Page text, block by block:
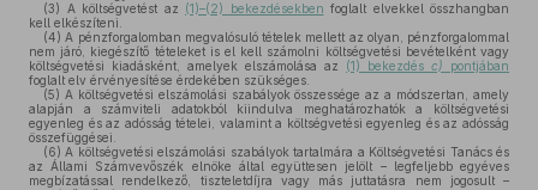
(3) A költségvetést az (1)–(2) bekezdésekben foglalt elvekkel összhangban
kell elkészíteni.
(4) A pénzforgalomban megvalósuló tételek mellett az olyan, pénzforgalommal
nem járó, kiegészítő tételeket is el kell számolni költségvetési bevételként vagy
költségvetési kiadásként, amelyek elszámolása az (1) bekezdés c) pontjában
foglalt elv érvényesítése érdekében szükséges.
(5) A költségvetési elszámolási szabályok összessége az a módszertan, amely
alapján a számviteli adatokból kiindulva meghatározhatók a költségvetési
egyenleg és az adósság tételei, valamint a költségvetési egyenleg és az adósság
összefüggései.
(6) A költségvetési elszámolási szabályok tartalmára a Költségvetési Tanács és
az Állami Számvevőszék elnöke által együttesen jelölt – legfeljebb egyéves
megbízatással rendelkező, tiszteletdíjra vagy más juttatásra nem jogosult –